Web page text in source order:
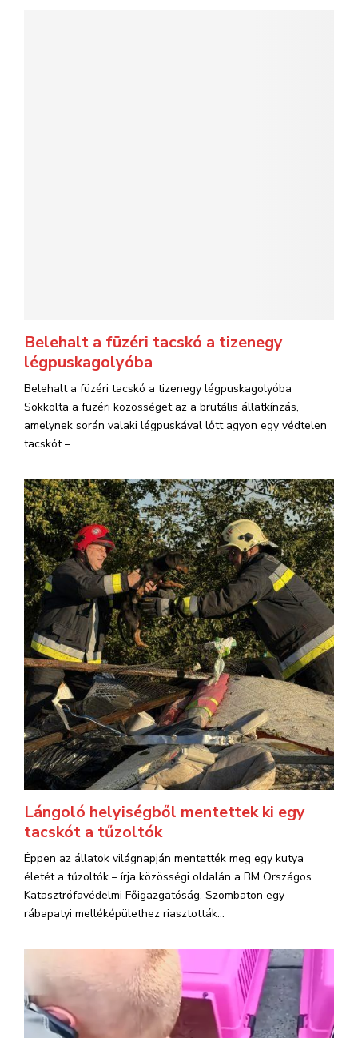
Belehalt a füzéri tacskó a tizenegy
légpuskagolyóba
Belehalt a füzéri tacskó a tizenegy légpuskagolyóba
Sokkolta a füzéri közösséget az a brutális állatkínzás,
amelynek során valaki légpuskával lőtt agyon egy védtelen
tacskót –...
Lángoló helyiségből mentettek ki egy
tacskót a tűzoltók
Éppen az állatok világnapján mentették meg egy kutya
életét a tűzoltók – írja közösségi oldalán a BM Országos
Katasztrófavédelmi Főigazgatóság. Szombaton egy
rábapatyi melléképülethez riasztották...